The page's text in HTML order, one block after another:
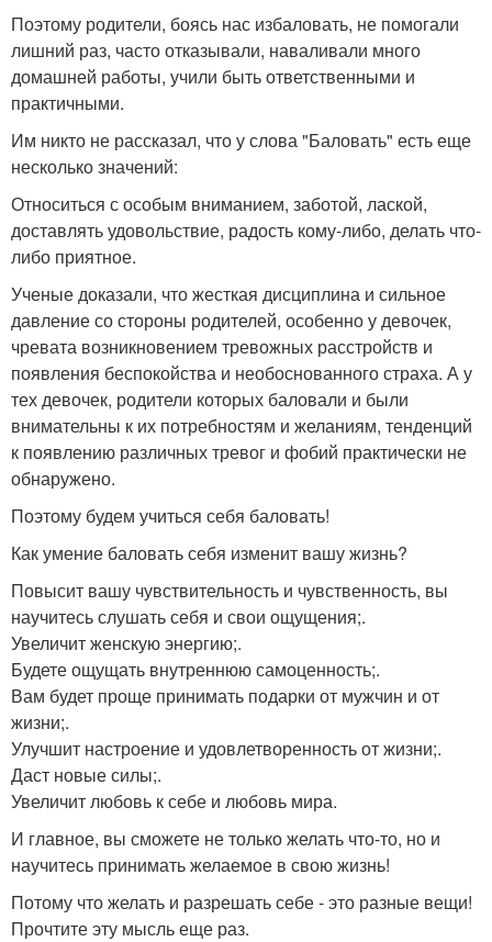
Поэтому родители, боясь нас избаловать, не помогали
лишний раз, часто отказывали, наваливали много
домашней работы, учили быть ответственными и
практичными.
Им никто не рассказал, что у слова "Баловать" есть еще
несколько значений:
Относиться с особым вниманием, заботой, лаской,
доставлять удовольствие, радость кому-либо, делать что-
либо приятное.
Ученые доказали, что жесткая дисциплина и сильное
давление со стороны родителей, особенно у девочек,
чревата возникновением тревожных расстройств и
появления беспокойства и необоснованного страха. А у
тех девочек, родители которых баловали и были
внимательны к их потребностям и желаниям, тенденций
к появлению различных тревог и фобий практически не
обнаружено.
Поэтому будем учиться себя баловать!
Как умение баловать себя изменит вашу жизнь?
Повысит вашу чувствительность и чувственность, вы
научитесь слушать себя и свои ощущения;.
Увеличит женскую энергию;.
Будете ощущать внутреннюю самоценность;.
Вам будет проще принимать подарки от мужчин и от
жизни;.
Улучшит настроение и удовлетворенность от жизни;.
Даст новые силы;.
Увеличит любовь к себе и любовь мира.
И главное, вы сможете не только желать что-то, но и
научитесь принимать желаемое в свою жизнь!
Потому что желать и разрешать себе - это разные вещи!
Прочтите эту мысль еще раз.